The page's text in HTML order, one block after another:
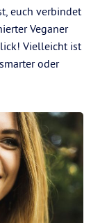
euch verbindet
Veganer
Vielleicht ist
oder